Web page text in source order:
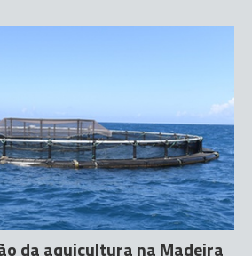
da aquicultura na Madeira